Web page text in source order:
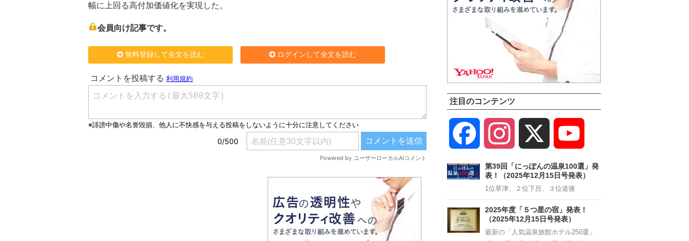
幅に上回る高付加価値化を実現した。
会員向け記事です。
無料登録して全文を読む ログインして全文を読む
注目のコンテンツ
Facebook Instagram
Channel
第39回「にっぽんの温泉100選」発
表！（2025年12月15日号発表）
1位草津、２位下呂、３位道後
2025年度「５つ星の宿」発表！
（2025年12月15日号発表）
最新の「人気温泉旅館ホテル250選」